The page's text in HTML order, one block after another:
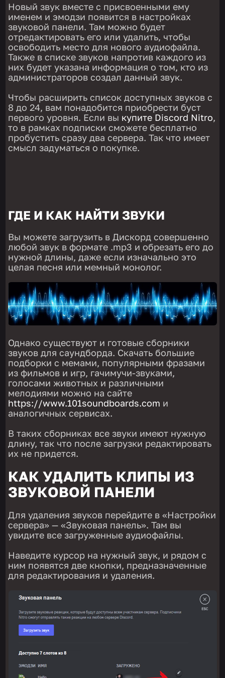
Новый звук вместе с присвоенными ему
именем и эмодзи появится в настройках
звуковой панели. Там можно будет
отредактировать его или удалить, чтобы
освободить место для нового аудиофайла.
Также в списке звуков напротив каждого из
них будет указана информация о том, кто из
администраторов создал данный звук.
Чтобы расширить список доступных звуков с
8 до 24, вам понадобится приобрести буст
первого уровня. Если вы купите Discord Nitro,
то в рамках подписки сможете бесплатно
пробустить сразу два сервера. Так что имеет
смысл задуматься о покупке.
ГДЕ И КАК НАЙТИ ЗВУКИ
Вы можете загрузить в Дискорд совершенно
любой звук в формате .mp3 и обрезать его до
нужной длины, даже если изначально это
целая песня или мемный монолог.
Однако существуют и готовые сборники
звуков для саундборда. Скачать большие
подборки с мемами, популярными фразами
из фильмов и игр, гачимучи-звуками,
голосами животных и различными
мелодиями можно на сайте
https://www.101soundboards.com и
аналогичных сервисах.
В таких сборниках все звуки имеют нужную
длину, так что после загрузки редактировать
их не придется.
КАК УДАЛИТЬ КЛИПЫ ИЗ
ЗВУКОВОЙ ПАНЕЛИ
Для удаления звуков перейдите в «Настройки
сервера» — «Звуковая панель». Там вы
увидите все загруженные аудиофайлы.
Наведите курсор на нужный звук, и рядом с
ним появятся две кнопки, предназначенные
для редактирования и удаления.